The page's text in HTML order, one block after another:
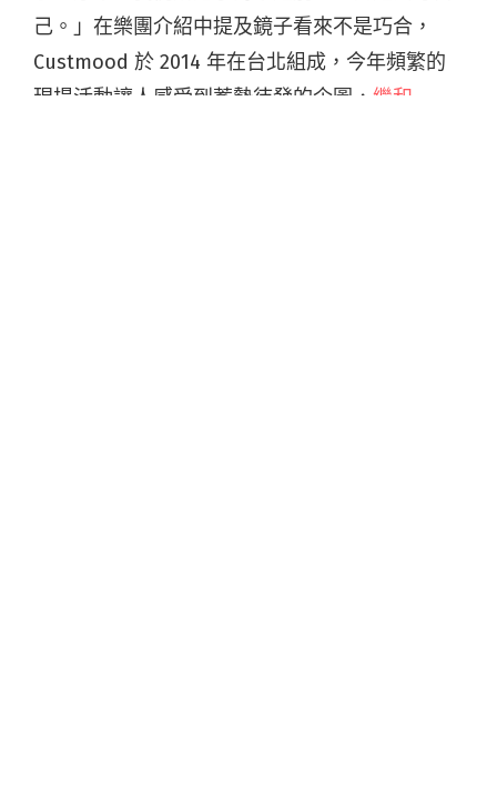
己。」在樂團介紹中提及鏡子看來不是巧合，
Custmood 於 2014 年在台北組成，今年頻繁的
現場活動讓人感受到蓄勢待發的企圖， 繼和